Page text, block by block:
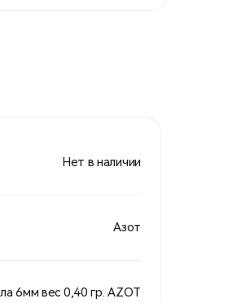
Нет в наличии
Азот
6мм вес 0,40 гр. AZOT